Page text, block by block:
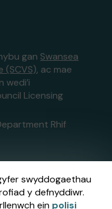
swyddogaethau
y defnyddiwr.
ein polisi
gan Swansea
(SCVS), ac mae
wedi’i
Licensing
Rhif